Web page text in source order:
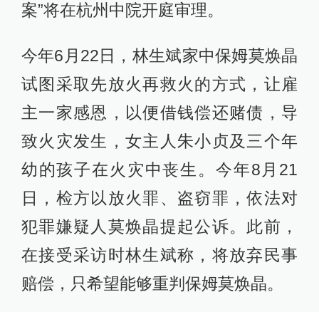
案”将在杭州中院开庭审理。
今年6月22日，林生斌家中保姆莫焕晶
试图采取先放火再救火的方式，让雇
主一家感恩，以便借钱偿还赌债，导
致火灾发生，女主人朱小贞及三个年
幼的孩子在火灾中丧生。今年8月21
日，检方以放火罪、盗窃罪，依法对
犯罪嫌疑人莫焕晶提起公诉。此前，
在接受采访时林生斌称，将放弃民事
赔偿，只希望能够重判保姆莫焕晶。